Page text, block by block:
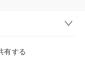
有する